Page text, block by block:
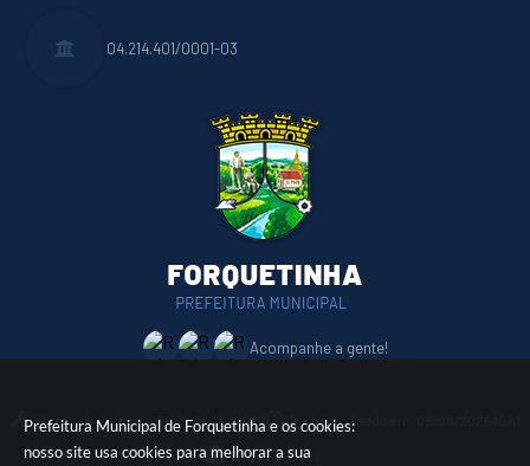
Prefeitura Municipal de Forquetinha e os cookies:
nosso site usa cookies para melhorar a sua
Acompanhe a gente!
04.214.401/0001-03
Versão do Sistema: 3.5.3 - 19/06/2026 Portal atualizado em:
Dados Abertos